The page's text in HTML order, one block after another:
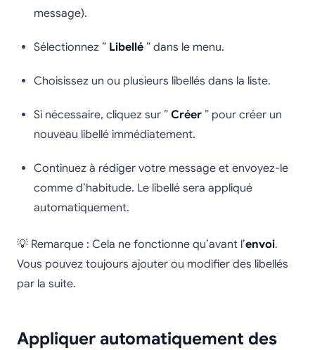
message).
Sélectionnez ” Libellé ” dans le menu.
Choisissez un ou plusieurs libellés dans la liste.
Si nécessaire, cliquez sur ” Créer ” pour créer un
nouveau libellé immédiatement.
Continuez à rédiger votre message et envoyez-le
comme d’habitude. Le libellé sera appliqué
automatiquement.
💡 Remarque : Cela ne fonctionne qu’avant l’envoi.
Vous pouvez toujours ajouter ou modifier des libellés
par la suite.
Appliquer automatiquement des